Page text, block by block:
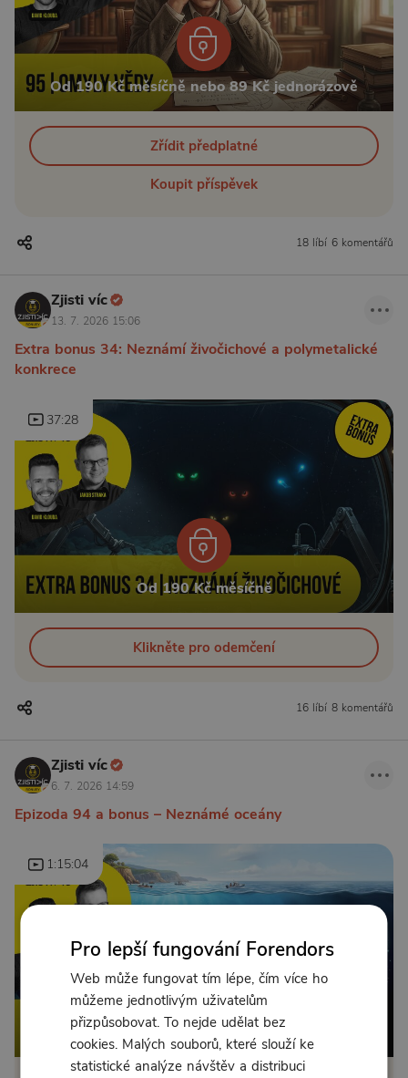
Od 190 Kč měsíčně nebo 89 Kč jednorázově
Zřídit předplatné
Koupit příspěvek
18 líbí 6 komentářů
Zjisti víc
13. 7. 2026 15:06
Extra bonus 34: Neznámí živočichové a polymetalické
konkrece
37:28
Od 190 Kč měsíčně
Klikněte pro odemčení
16 líbí 8 komentářů
Zjisti víc
6. 7. 2026 14:59
Epizoda 94 a bonus – Neznámé oceány
1:15:04
Od 190 Kč měsíčně nebo 89 Kč jednorázově
Pro lepší fungování Forendors
Web může fungovat tím lépe, čím více ho
můžeme jednotlivým uživatelům
přizpůsobovat. To nejde udělat bez
cookies. Malých souborů, které slouží ke
statistické analýze návštěv a distribuci